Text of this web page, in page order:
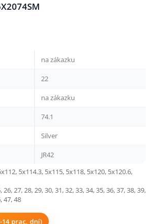
na zákazku
22
na zákazku
74.1
Silver
JR42
5x114.3, 5x115, 5x118, 5x120, 5x120.6,
26, 27, 28, 29, 30, 31, 32, 33, 34, 35, 36, 37, 38, 39,
47, 48
prac. dní)